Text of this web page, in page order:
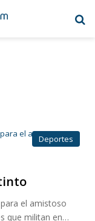
Deportes
el amistoso
que militan en…